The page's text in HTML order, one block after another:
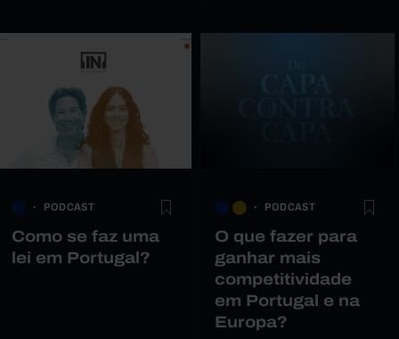
PODCAST
Como se faz uma
lei em Portugal?
PODCAST
O que fazer para
ganhar mais
competitividade
em Portugal e na
Europa?